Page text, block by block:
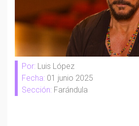
Por: Luis López
Fecha: 01 junio 2025
Sección: Farándula